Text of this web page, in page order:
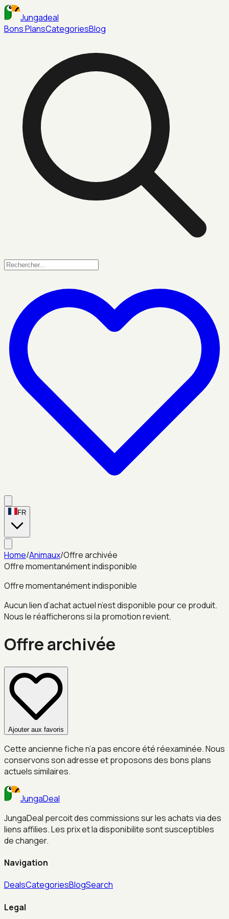
Jungadeal
Bons PlansCategoriesBlog
FR
Home/Animaux/Offre archivée
Offre momentanément indisponible
Offre momentanément indisponible
Aucun lien d’achat actuel n’est disponible pour ce produit.
Nous le réafficherons si la promotion revient.
Offre archivée
Ajouter aux favoris
Cette ancienne fiche n’a pas encore été réexaminée. Nous
conservons son adresse et proposons des bons plans
actuels similaires.
JungaDeal
JungaDeal percoit des commissions sur les achats via des
liens affilies. Les prix et la disponibilite sont susceptibles
de changer.
Navigation
DealsCategoriesBlogSearch
Legal